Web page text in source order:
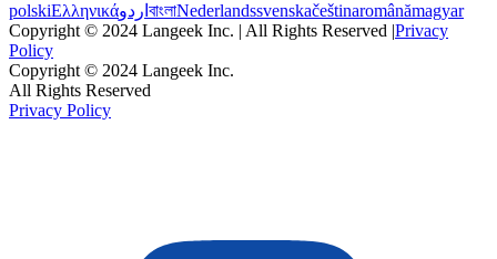
polskiΕλληνικάاردو বাংলাNederlandssvenskačeštinaromânămagyar
Copyright © 2024 Langeek Inc. | All Rights Reserved |Privacy
Policy
Copyright © 2024 Langeek Inc.
All Rights Reserved
Privacy Policy